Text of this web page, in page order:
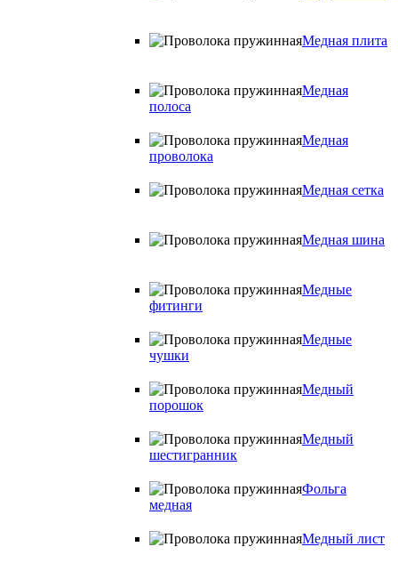
Медная плита
Медная
полоса
Медная
проволока
Медная сетка
Медная шина
Медные
фитинги
Медные
чушки
Медный
порошок
Медный
шестигранник
Фольга
медная
Медный лист